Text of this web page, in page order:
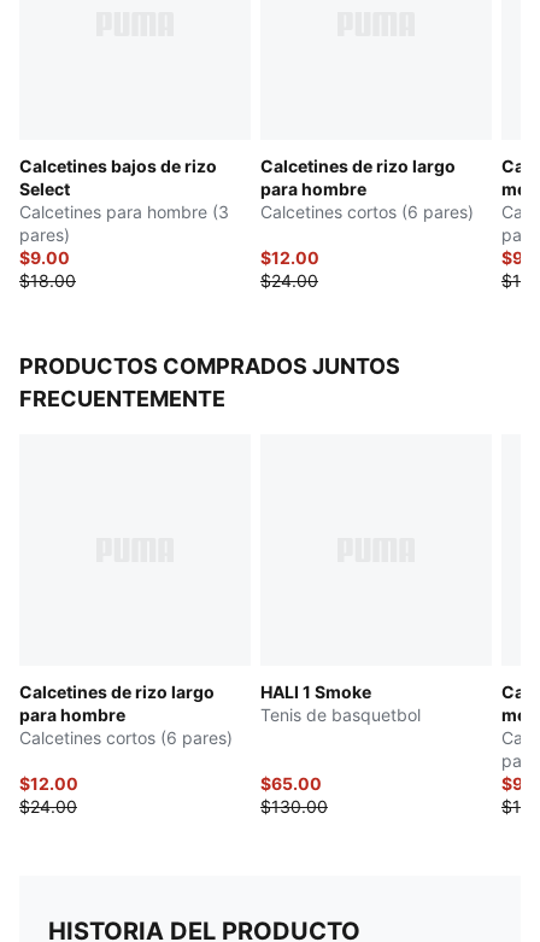
Calcetines bajos de rizo
Select
Calcetines para hombre (3
pares)
$9.00
$18.00
Calcetines de rizo largo
para hombre
Calcetines cortos (6 pares)
$12.00
$24.00
PRODUCTOS COMPRADOS JUNTOS
FRECUENTEMENTE
Calcetines de rizo largo
para hombre
Calcetines cortos (6 pares)
$12.00
$24.00
HALI 1 Smoke
Tenis de basquetbol
$65.00
$130.00
HISTORIA DEL PRODUCTO